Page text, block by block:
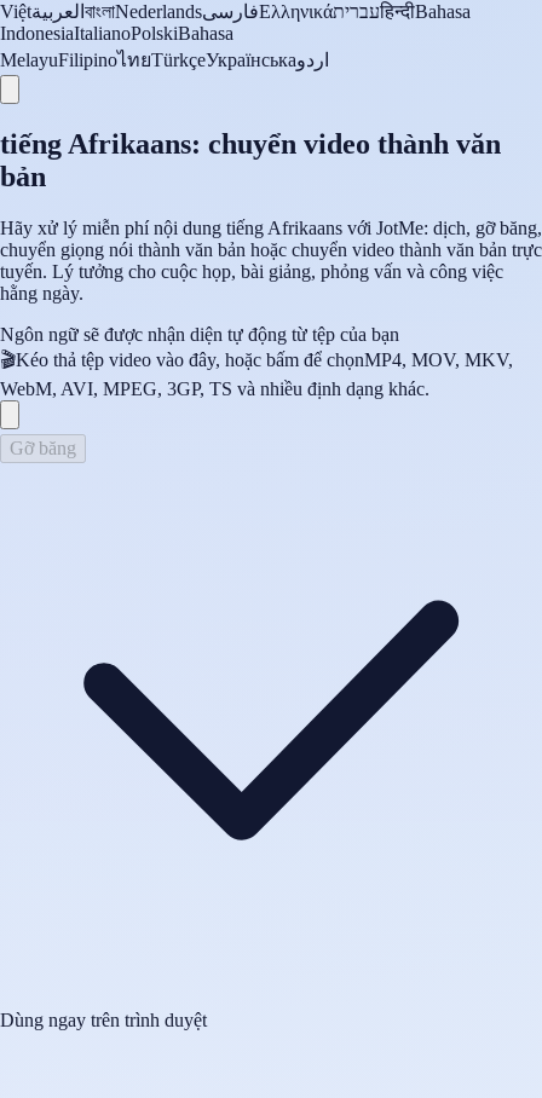
Việtالعربية বাংলাNederlandsفارسیΕλληνικάעבריתहिन्दीBahasa
IndonesiaItalianoPolskiBahasa
MelayuFilipinoไทยTürkçeУкраїнськаاردو
tiếng Afrikaans: chuyển video thành văn
bản
Hãy xử lý miễn phí nội dung tiếng Afrikaans với JotMe: dịch, gỡ băng,
chuyển giọng nói thành văn bản hoặc chuyển video thành văn bản trực
tuyến. Lý tưởng cho cuộc họp, bài giảng, phỏng vấn và công việc
hằng ngày.
Ngôn ngữ sẽ được nhận diện tự động từ tệp của bạn
🎬Kéo thả tệp video vào đây, hoặc bấm để chọnMP4, MOV, MKV,
WebM, AVI, MPEG, 3GP, TS và nhiều định dạng khác.
Gỡ băng
Dùng ngay trên trình duyệt